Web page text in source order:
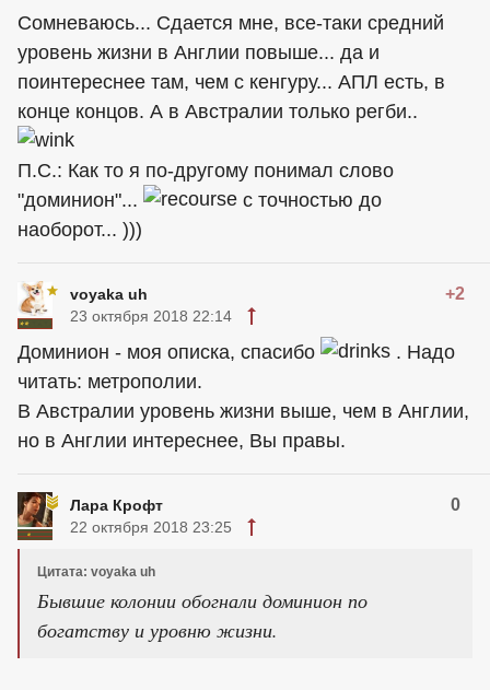
Сомневаюсь... Сдается мне, все-таки средний
уровень жизни в Англии повыше... да и
поинтереснее там, чем с кенгуру... АПЛ есть, в
конце концов. А в Австралии только регби..
П.С.: Как то я по-другому понимал слово
"доминион"...
с точностью до
наоборот... )))
voyaka uh +2
23 октября 2018 22:14
Доминион - моя описка, спасибо
. Надо
читать: метрополии.
В Австралии уровень жизни выше, чем в Англии,
но в Англии интереснее, Вы правы.
Лара Крофт 0
22 октября 2018 23:25
Цитата: voyaka uh
Бывшие колонии обогнали доминион по
богатству и уровню жизни.